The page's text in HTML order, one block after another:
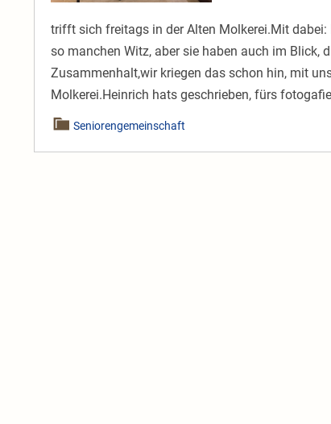
trifft sich freitags in der Alten Molkerei.Mit dabei:
so manchen Witz, aber sie haben auch im Blick,
Zusammenhalt,wir kriegen das schon hin, mit
Molkerei.Heinrich hats geschrieben, fürs
Seniorengemeinschaft